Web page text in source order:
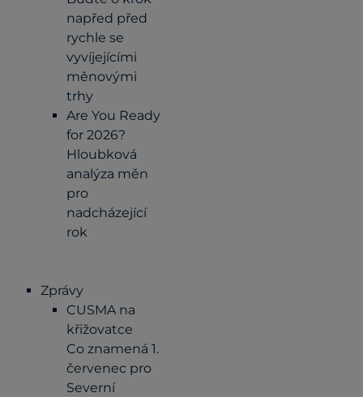
napřed před
rychle se
vyvíjejícími
měnovými
trhy
Are You Ready
for 2026?
Hloubková
analýza měn
pro
nadcházející
rok
Zprávy
CUSMA na
křižovatce
Co znamená 1.
červenec pro
Severní